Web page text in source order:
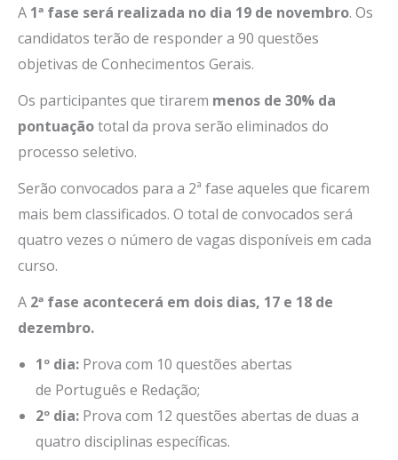
A 1ª fase será realizada no dia 19 de novembro. Os
candidatos terão de responder a 90 questões
objetivas de Conhecimentos Gerais.
Os participantes que tirarem menos de 30% da
pontuaçãototal da prova serão eliminados do
processo seletivo.
Serão convocados para a 2ª fase aqueles que ficarem
mais bem classificados. O total de convocados será
quatro vezes o número de vagas disponíveis em cada
curso.
A 2ª fase acontecerá em dois dias, 17 e 18 de
dezembro.
1º dia: Prova com 10 questões abertas
de Português e Redação;
2º dia: Prova com 12 questões abertas de duas a
quatro disciplinas específicas.